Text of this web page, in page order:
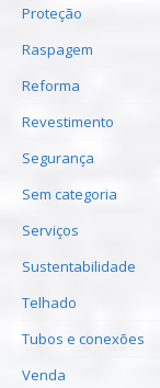
Proteção
Raspagem
Reforma
Revestimento
Segurança
Sem categoria
Serviços
Sustentabilidade
Telhado
Tubos e conexões
Venda